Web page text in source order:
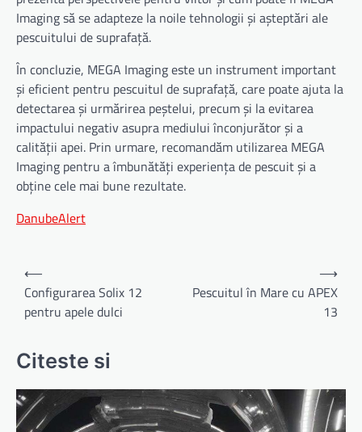
Imaging să se adapteze la noile tehnologii și așteptări ale
pescuitului de suprafață.
În concluzie, MEGA Imaging este un instrument important
și eficient pentru pescuitul de suprafață, care poate ajuta la
detectarea și urmărirea peștelui, precum și la evitarea
impactului negativ asupra mediului înconjurător și a
calității apei. Prin urmare, recomandăm utilizarea MEGA
Imaging pentru a îmbunătăți experiența de pescuit și a
obține cele mai bune rezultate.
DanubeAlert
Navigare
în
articole
⟵
Configurarea Solix 12
pentru apele dulci
Pescuitul în Mare cu APEX
13
⟶
Citeste si